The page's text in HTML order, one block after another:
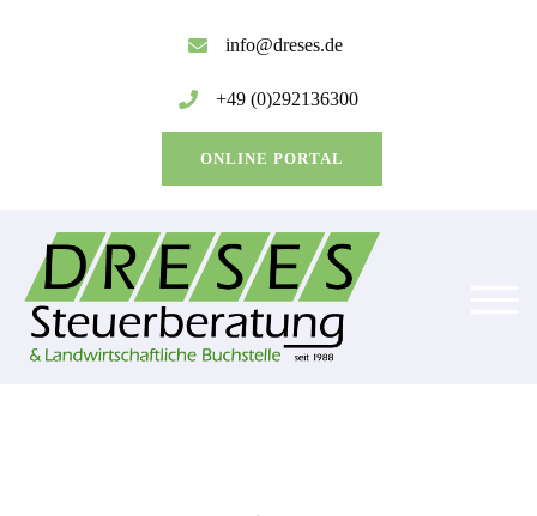
info@dreses.de
+49 (0)292136300
ONLINE PORTAL